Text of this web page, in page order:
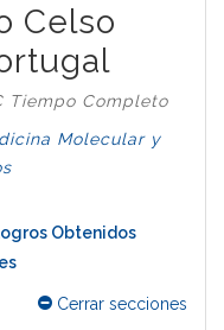
Celso
Tiempo Completo
Molecular y
Obtenidos
Cerrar secciones